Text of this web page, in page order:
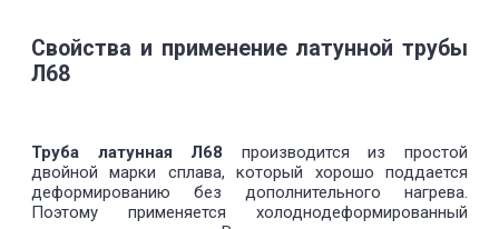
Свойства и применение латунной трубы
Л68
Труба латунная Л68 производится из простой
двойной марки сплава, который хорошо поддается
деформированию без дополнительного нагрева.
Поэтому применяется холоднодеформированный